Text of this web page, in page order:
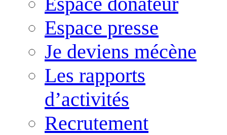
Espace presse
Je deviens mécène
Les rapports
d’activités
Recrutement